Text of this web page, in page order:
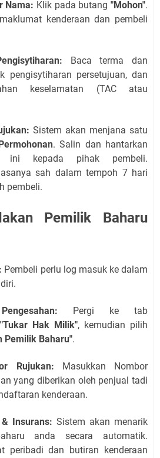
Nama: Klik pada butang"Mohon".
kenderaan dan pembeli
Baca terma dan
pengisytiharan persetujuan, dan
keselamatan (TAC atau
Sistem akan menjana satu
. Salin dan hantarkan
ini kepada pihak pembeli.
sah dalam tempoh 7 hari
pembeli.
Pemilik Baharu
Pembeli perlu log masuk ke dalam
Pergi ke tab
"Tukar Hak Milik", kemudian pilih
Pemilik Baharu".
Rujukan: Masukkan Nombor
yang diberikan oleh penjual tadi
kenderaan.
Insurans: Sistem akan menarik
anda secara automatik.
peribadi dan butiran kenderaan